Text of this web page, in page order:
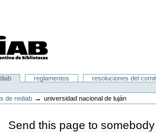
reglamentos
resoluciones del
de rediab →universidad nacional de luján
Send this page to somebody